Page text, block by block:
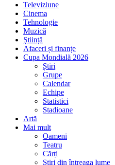
Televiziune
Cinema
Tehnologie
Muzică
Știință
Afaceri și finanțe
Cupa Mondială 2026
Știri
Grupe
Calendar
Echipe
Statistici
Stadioane
Artă
Mai mult
Oameni
Teatru
Cărți
Știri din întreaga lume